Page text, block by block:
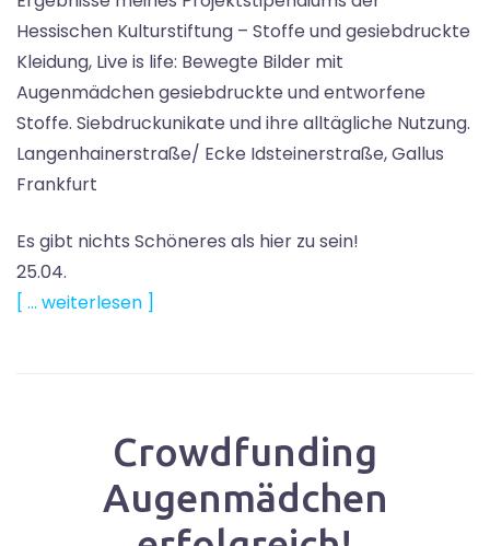
Hessischen Kulturstiftung – Stoffe und gesiebdruckte
Kleidung, Live is life: Bewegte Bilder mit
Augenmädchen gesiebdruckte und entworfene
Stoffe. Siebdruckunikate und ihre alltägliche Nutzung.
Langenhainerstraße/ Ecke Idsteinerstraße, Gallus
Frankfurt
Es gibt nichts Schöneres als hier zu sein!
25.04.
[ … weiterlesen ]
Crowdfunding
Augenmädchen